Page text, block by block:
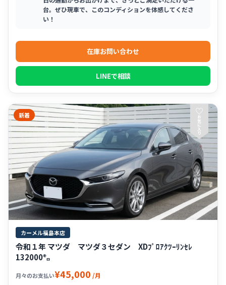
台。ぜひ現車で、このコンディションを体感してくださ
い！
在庫お問い合わせ
LINEで相談
新着 ♡
お
気
に
入
り
カーメル福島本店
令和１年 マツダ マツダ３セダン XDﾌﾟﾛｱｸﾂｰﾘﾝｾﾚ
132000㌔
月々のお支払い¥45,000 /月